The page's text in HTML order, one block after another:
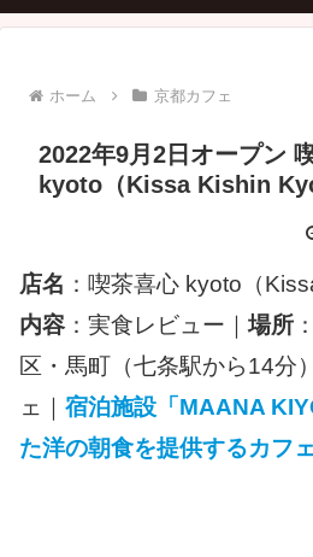
ホーム 京都カフェ
2022年9月2日オープン
kyoto（Kissa Kishin
店名 ：喫茶喜心 kyoto（
内容 ：実食レビュー｜場所
区・馬町（七条駅から14分
ェ｜ 宿泊施設「MAANA
た洋の朝食を提供するカフェ